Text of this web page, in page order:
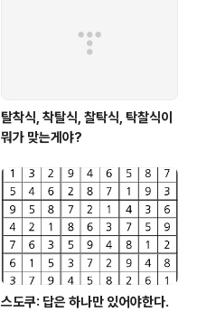
탈착식, 착탈식, 찰탁식, 탁찰식이
뭐가 맞는게야?
스도쿠: 답은 하나만 있어야한다.